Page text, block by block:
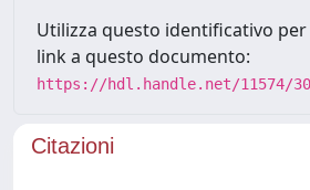
Utilizza questo identificativo
link a questo documento:
https://hdl.handle.net/11574/
Citazioni